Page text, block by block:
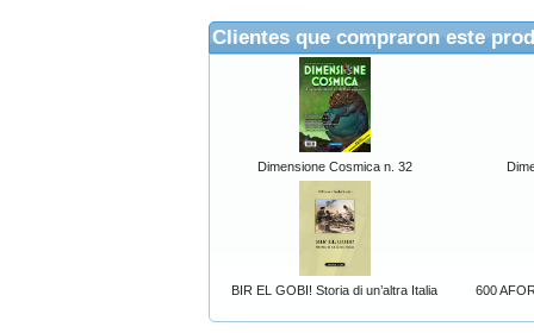
Clientes que compraron este
Dimensione Cosmica n. 32
BIR EL GOBI! Storia di un’altra Italia 600